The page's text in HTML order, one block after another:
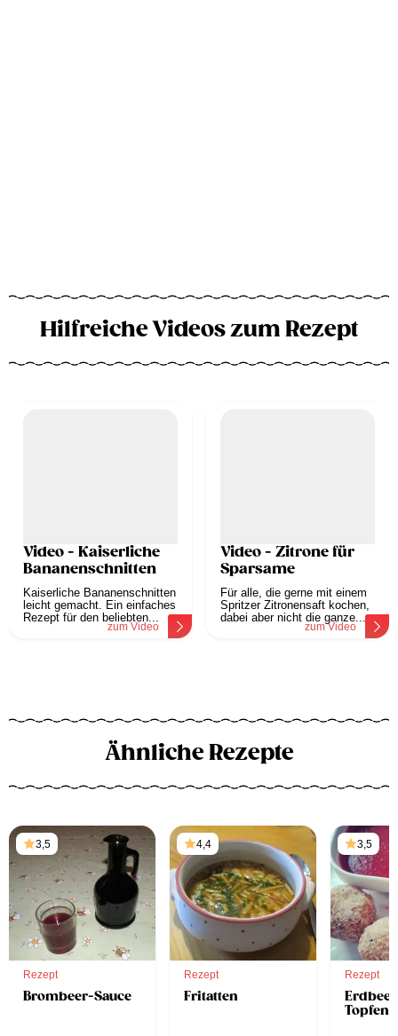
Hilfreiche Videos zum Rezept
Video - Kaiserliche
Bananenschnitten
Kaiserliche Bananenschnitten
leicht gemacht. Ein einfaches
Rezept für den beliebten...
zum Video
Video - Zitrone für
Sparsame
Für alle, die gerne mit einem
Spritzer Zitronensaft kochen,
dabei aber nicht die ganze...
zum Video
Ähnliche Rezepte
3,5
Rezept
Brombeer-Sauce
4,4
Rezept
Fritatten
3,5
Rezept